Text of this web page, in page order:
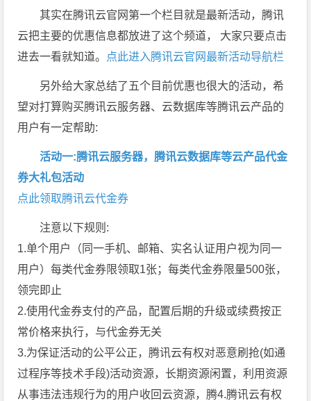
其实在腾讯云官网第一个栏目就是最新活动，腾讯
云把主要的优惠信息都放进了这个频道， 大家只要点击
进去一看就知道。 点此进入腾讯云官网最新活动导航栏
另外给大家总结了五个目前优惠也很大的活动，希
望对打算购买腾讯云服务器、云数据库等腾讯云产品的
用户有一定帮助:
活动一:腾讯云服务器，腾讯云数据库等云产品代金
券大礼包活动
点此领取腾讯云代金券
注意以下规则:
1.单个用户（同一手机、邮箱、实名认证用户视为同一
用户）每类代金券限领取1张；每类代金券限量500张，
领完即止
2.使用代金券支付的产品，配置后期的升级或续费按正
常价格来执行，与代金券无关
3.为保证活动的公平公正，腾讯云有权对恶意刷抢(如通
过程序等技术手段)活动资源，长期资源闲置，利用资源
从事违法违规行为的用户收回云资源，腾4.腾讯云有权